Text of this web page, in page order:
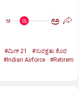
ಅ ಅ
#ಮಿಗ್‌ 21
#ಸುರಕ್ಷತಾ ಕೊರ
#Indian Airforce
#Retirem